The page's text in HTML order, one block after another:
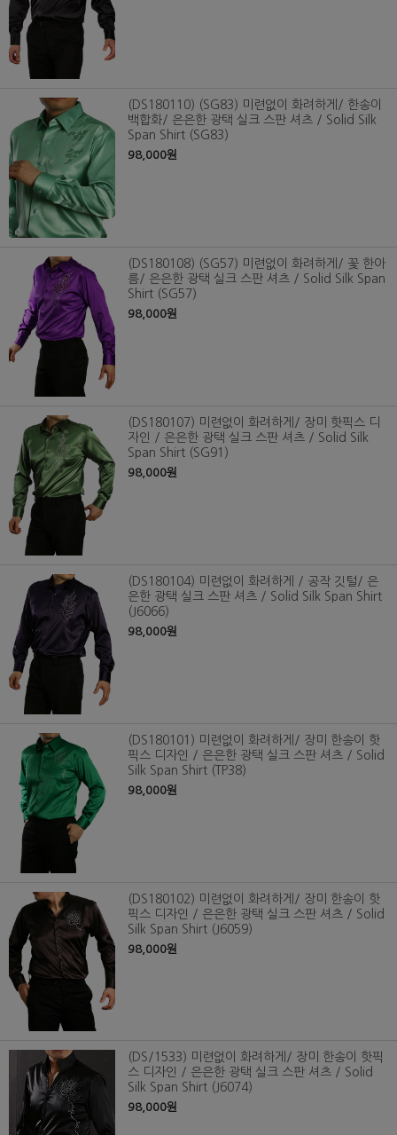
(DS180110) (SG83) 미련없이 화려하게/ 한송이
백합화/ 은은한 광택 실크 스판 셔츠 / Solid Silk
Span Shirt (SG83)
98,000원
(DS180108) (SG57) 미련없이 화려하게/ 꽃 한아
름/ 은은한 광택 실크 스판 셔츠 / Solid Silk Span
Shirt (SG57)
98,000원
(DS180107) 미련없이 화려하게/ 장미 핫픽스 디
자인 / 은은한 광택 실크 스판 셔츠 / Solid Silk
Span Shirt (SG91)
98,000원
(DS180104) 미련없이 화려하게 / 공작 깃털/ 은
은한 광택 실크 스판 셔츠 / Solid Silk Span Shirt
(J6066)
98,000원
(DS180101) 미련없이 화려하게/ 장미 한송이 핫
픽스 디자인 / 은은한 광택 실크 스판 셔츠 / Solid
Silk Span Shirt (TP38)
98,000원
(DS180102) 미련없이 화려하게/ 장미 한송이 핫
픽스 디자인 / 은은한 광택 실크 스판 셔츠 / Solid
Silk Span Shirt (J6059)
98,000원
(DS/1533) 미련없이 화려하게/ 장미 한송이 핫픽
스 디자인 / 은은한 광택 실크 스판 셔츠 / Solid
Silk Span Shirt (J6074)
98,000원